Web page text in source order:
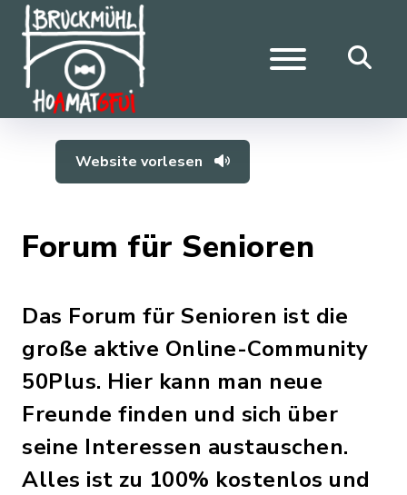
Website vorlesen
Forum für Senioren
Das Forum für Senioren ist die
große aktive Online-Community
50Plus. Hier kann man neue
Freunde finden und sich über
seine Interessen austauschen.
Alles ist zu 100% kostenlos und